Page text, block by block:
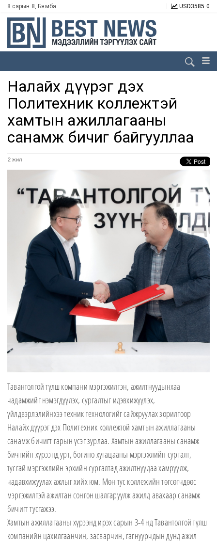
8 сарын 8, Бямба USD3585.0
Налайх дүүрэг дэх
Политехник коллежтэй
хамтын ажиллагааны
санамж бичиг байгууллаа
2 жил
Тавантолгой түлш компани мэргэжилтэн, ажилтнуудынхаа
чадамжийг нэмэгдүүлэх, сургалтыг идэвхижүүлэх,
үйлдвэрлэлийнхээ техник технологийг сайжруулах зорилгоор
Налайх дүүрэг дэх Политехник коллежтой хамтын ажиллагааны
санамж бичигт гарын үсэг зурлаа. Хамтын ажиллагааны санамж
бичгийн хүрээнд урт, богино хугацааны мэргэжлийн сургалт,
тусгай мэргэжлийн эрхийн сургалтад ажилтнуудаа хамруулж,
чадавхижуулах ажлыг хийх юм. Мөн тус коллежийн төгсөгчдөөс
мэргэжилтэй ажилтан сонгон шалгаруулж ажилд авахаар санамж
бичигт тусгажээ.
Хамтын ажиллагааны хүрээнд ирэх сарын 3-4 нд Тавантолгой түлш
компанийн цахилгаанчин, засварчин, гагнуурчдын дунд ажил